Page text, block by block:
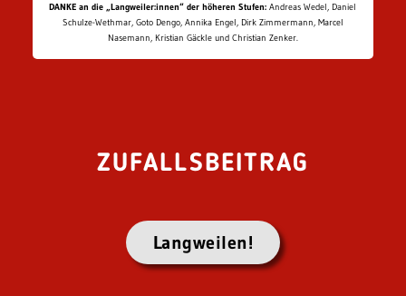
DANKE an die „Langweiler:innen“ der höheren Stufen: Andreas Wedel, Daniel
Schulze-Wethmar, Goto Dengo, Annika Engel, Dirk Zimmermann, Marcel
Nasemann, Kristian Gäckle und Christian Zenker.
ZUFALLSBEITRAG
Langweilen!